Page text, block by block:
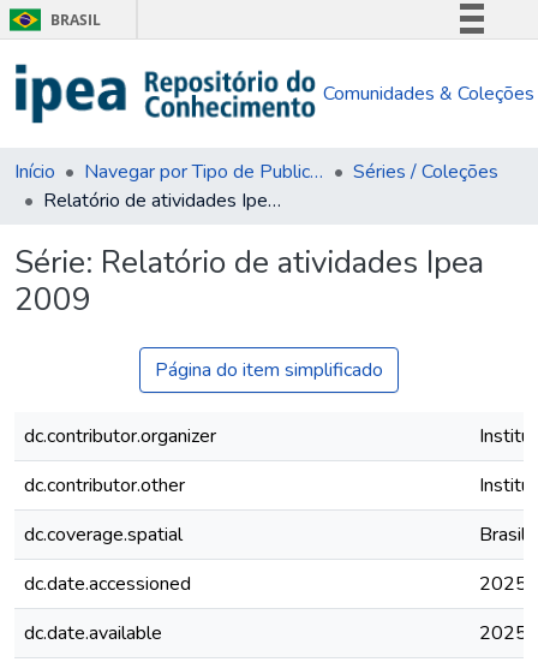
BRASIL
Comunica BR
Acesso à informação
Comunidades & Coleções
Início Navegar por Tipo de Publicação
Séries / Coleções
Relatório de atividades Ipea 2009
Série: Relatório de atividades Ipea
2009
Página do item simplificado
dc.contributor.organizer
dc.contributor.other
dc.coverage.spatial
Brasil
dc.date.accessioned
dc.date.available